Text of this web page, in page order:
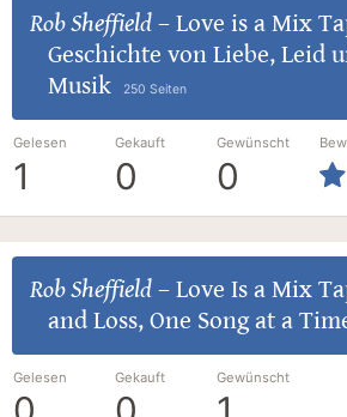
Rob Sheffield– Love is a Mix
Geschichte von Liebe, Leid
Musik
250 Seiten
Gelesen
1
Gekauft
0
Gewünscht
0
Rob Sheffield– Love Is a Mix
and Loss, One Song at a
Gelesen Gekauft Gewünscht